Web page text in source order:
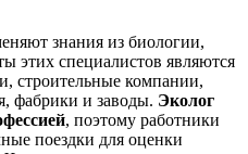
знания из биологии,
этих специалистов являются
строительные компании,
фабрики и заводы. Эколог
, поэтому работники
поездки для оценки